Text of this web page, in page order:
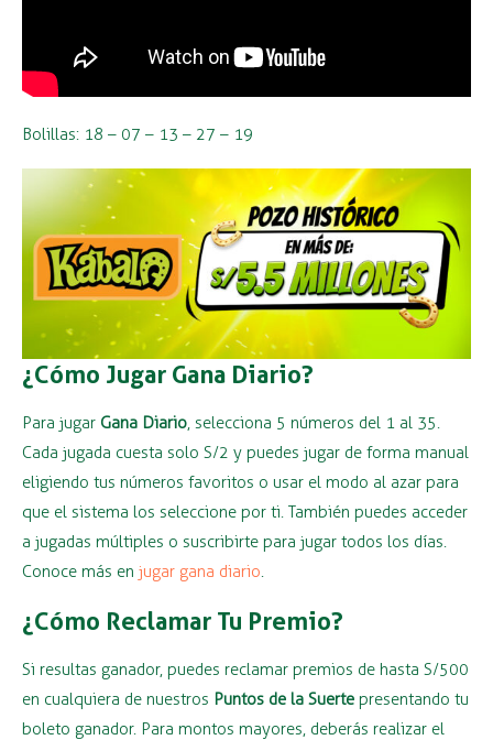
Bolillas: 18 – 07 – 13 – 27 – 19
¿Cómo Jugar Gana Diario?
Para jugar Gana Diario, selecciona 5 números del 1 al 35.
Cada jugada cuesta solo S/2 y puedes jugar de forma manual
eligiendo tus números favoritos o usar el modo al azar para
que el sistema los seleccione por ti. También puedes acceder
a jugadas múltiples o suscribirte para jugar todos los días.
Conoce más en jugar gana diario.
¿Cómo Reclamar Tu Premio?
Si resultas ganador, puedes reclamar premios de hasta S/500
en cualquiera de nuestros Puntos de la Suerte presentando tu
boleto ganador. Para montos mayores, deberás realizar el